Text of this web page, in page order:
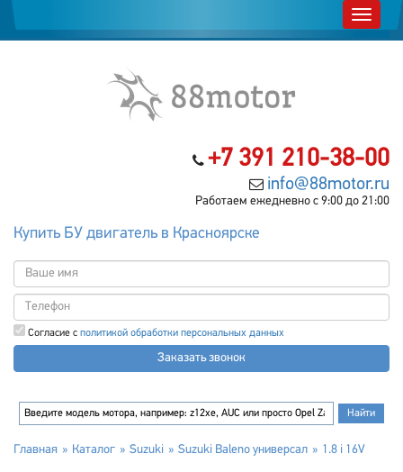
+7 391 210-38-00
info@88motor.ru
Работаем ежедневно с 9:00 до 21:00
Купить БУ двигатель в Красноярске
Согласие с политикой обработки персональных данных
Заказать звонок
Главная Каталог Suzuki Suzuki Baleno универсал 1.8 i 16V